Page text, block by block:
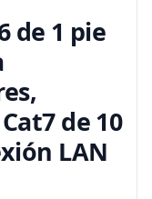
de 1 pie
de 10
LAN